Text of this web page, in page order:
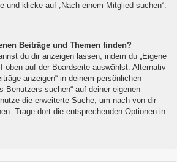
und klicke auf „Nach einem Mitglied suchen“.
Beiträge und Themen finden?
du dir anzeigen lassen, indem du „Eigene
oben auf der Boardseite auswählst. Alternativ
anzeigen“ in deinem persönlichen
Benutzers suchen“ auf deiner eigenen
die erweiterte Suche, um nach von dir
Trage dort die entsprechenden Optionen in